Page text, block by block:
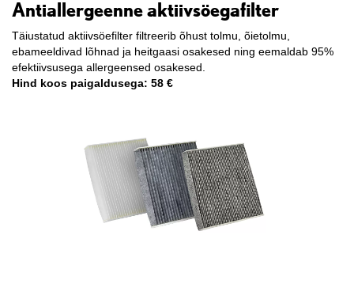
Antiallergeenne aktiivsöegafilter
Täiustatud aktiivsöefilter filtreerib õhust tolmu, õietolmu,
ebameeldivad lõhnad ja heitgaasi osakesed ning eemaldab 95%
efektiivsusega allergeensed osakesed.
Hind koos paigaldusega: 58 €